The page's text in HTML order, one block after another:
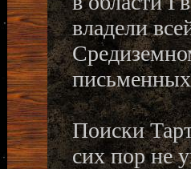
владели
Поиски
сих пор не